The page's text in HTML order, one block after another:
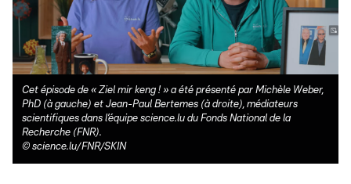
Cet épisode de « Ziel mir keng ! » a été présenté par Michèle Weber,
PhD (à gauche) et Jean-Paul Bertemes (à droite), médiateurs
scientifiques dans l’équipe science.lu du Fonds National de la
Recherche (FNR).
© science.lu/FNR/SKIN